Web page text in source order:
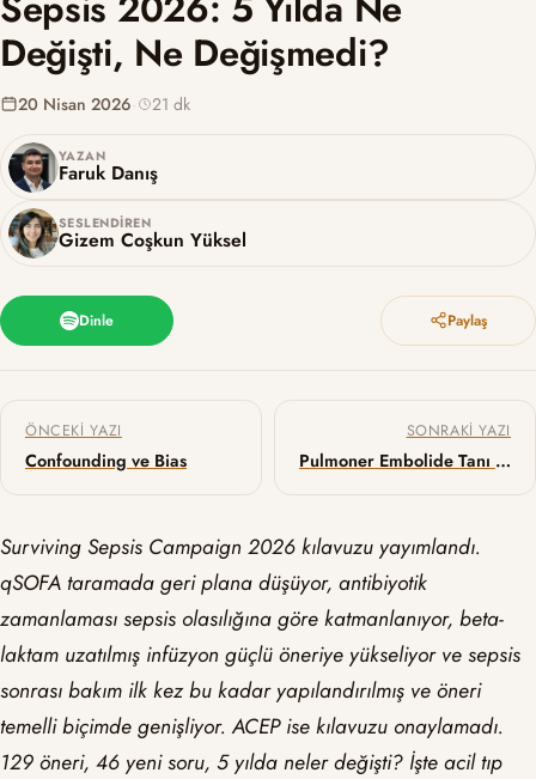
Değişti, Ne Değişmedi?
YAZAN
Faruk Danış
SESLENDIREN
Gizem Coşkun Yüksel
20 Nisan 2026· 21 dk
Dinle Paylaş
Yazı gezinmesi
ÖNCEKI YAZI
Confounding ve Bias
SONRAKI YAZI
Pulmoner Embolide Tanı ve Risk Sınıflandırması 2026
Surviving Sepsis Campaign 2026 kılavuzu yayımlandı.
qSOFA taramada geri plana düşüyor, antibiyotik
zamanlaması sepsis olasılığına göre katmanlanıyor, beta-
laktam uzatılmış infüzyon güçlü öneriye yükseliyor ve sepsis
sonrası bakım ilk kez bu kadar yapılandırılmış ve öneri
temelli biçimde genişliyor. ACEP ise kılavuzu onaylamadı.
129 öneri, 46 yeni soru, 5 yılda neler değişti? İşte acil tıp